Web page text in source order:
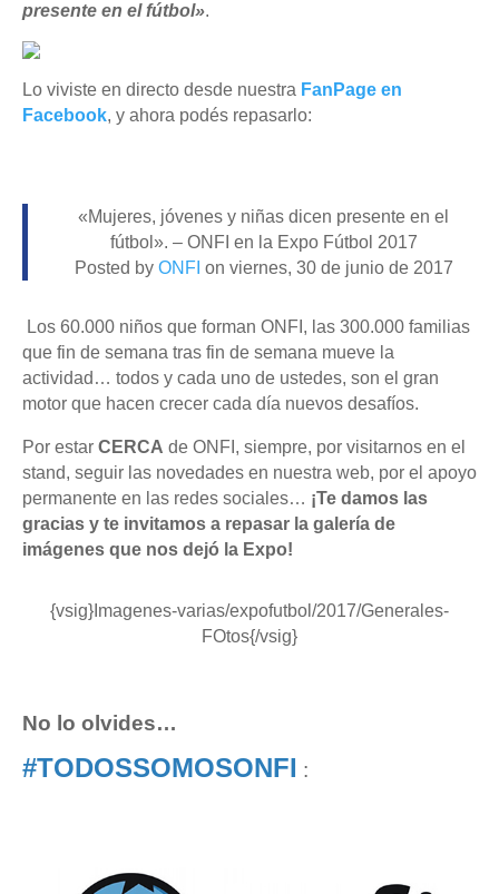
presente en el fútbol».
Lo viviste en directo desde nuestra FanPage en
Facebook, y ahora podés repasarlo:
«Mujeres, jóvenes y niñas dicen presente en el
fútbol». – ONFI en la Expo Fútbol 2017
Posted by ONFI on viernes, 30 de junio de 2017
Los 60.000 niños que forman ONFI, las 300.000 familias
que fin de semana tras fin de semana mueve la
actividad… todos y cada uno de ustedes, son el gran
motor que hacen crecer cada día nuevos desafíos.
Por estar CERCA de ONFI, siempre, por visitarnos en el
stand, seguir las novedades en nuestra web, por el apoyo
permanente en las redes sociales… ¡Te damos las
gracias y te invitamos a repasar la galería de
imágenes que nos dejó la Expo!
{vsig}Imagenes-varias/expofutbol/2017/Generales-
FOtos{/vsig}
No lo olvides…
#TODOSSOMOSONFI :